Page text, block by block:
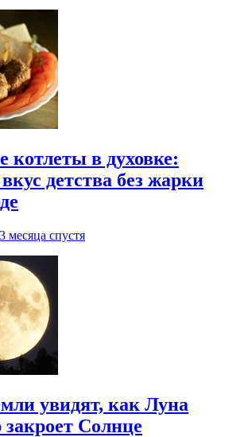
котлеты в духовке:
детства без жарки
3 месяца спустя
увидят, как Луна
Солнце